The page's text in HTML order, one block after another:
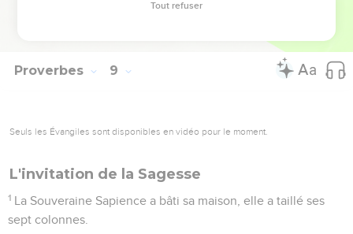
Proverbes 9
Seuls les Évangiles sont disponibles en vidéo pour le moment.
L'invitation de la Sagesse
1 La Souveraine Sapience a bâti sa maison, elle a taillé ses
sept colonnes.
Tout refuser